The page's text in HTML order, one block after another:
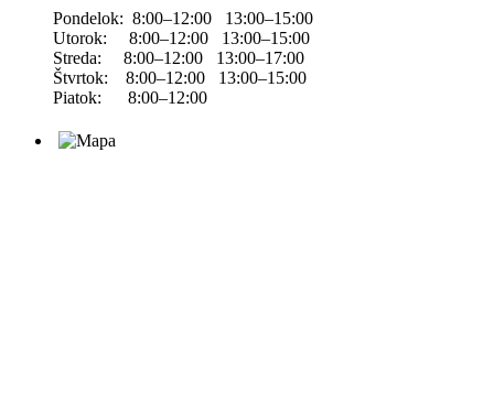
Pondelok: 8:00–12:00 13:00–15:00
Utorok: 8:00–12:00 13:00–15:00
Streda: 8:00–12:00 13:00–17:00
Štvrtok: 8:00–12:00 13:00–15:00
Piatok: 8:00–12:00